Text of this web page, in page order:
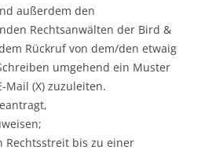
außerdem den
Rechtsanwälten der Bird &
Rückruf von dem/den etwaig
umgehend ein Muster
Mail (X) zuzuleiten.
Rechtsstreit bis zu einer